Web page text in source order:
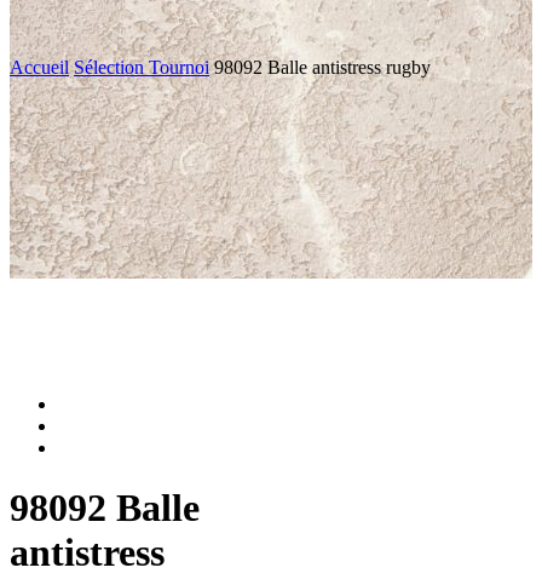
Accueil Sélection Tournoi 98092 Balle antistress rugby
98092 Balle
antistress